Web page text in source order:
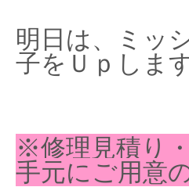
明日は、ミッ
子をＵｐしま
※修理見積り
手元にご用意